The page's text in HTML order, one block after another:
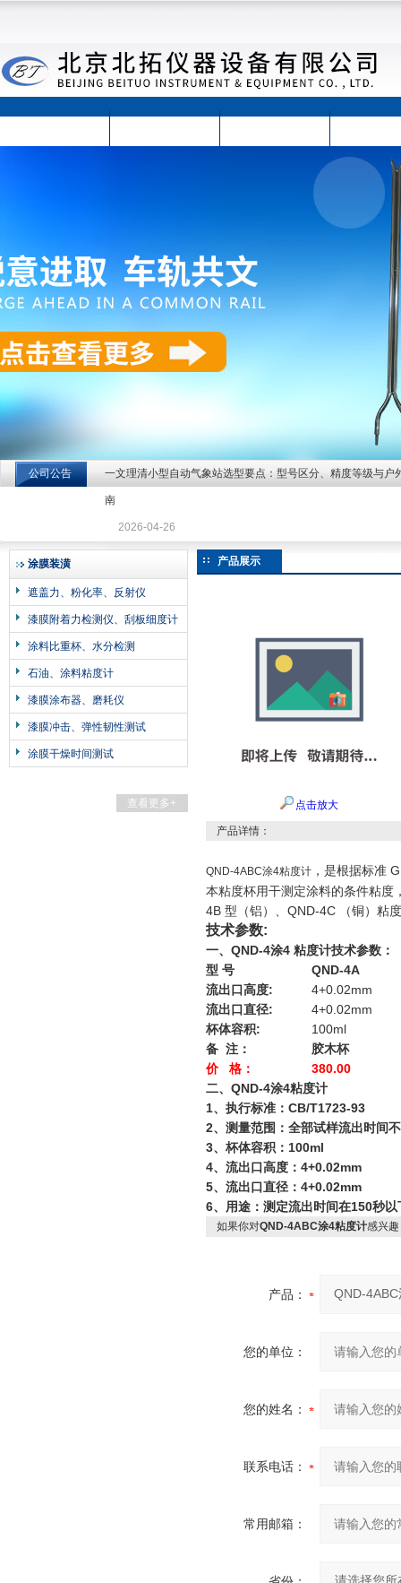
北京北拓仪器设备有限公司
公司公告 一文理清小型自动气象站选型要点：型号区分、精度等级与户
南
2026-04-26
涂膜装潢
遮盖力、粉化率、反射仪
漆膜附着力检测仪、刮板细度计
涂料比重杯、水分检测
石油、涂料粘度计
漆膜涂布器、磨耗仪
漆膜冲击、弹性韧性测试
涂膜干燥时间测试
查看更多+
产品展示
点击放大
产品详情：
QND-4ABC涂4粘度计 ，是根据标准
本粘度杯用干测定涂料的条件粘度
4B 型（铝）、QND-4C （铜）粘
技术参数:
一、QND-4涂4 粘度计技术参数：
型 号
QND-4A
流出口高度:
4+0.02mm
流出口直径:
4+0.02mm
杯体容积:
100ml
备 注：
胶木杯
价 格：
380.00
二、QND-4涂4粘度计
1、执行标准：CB/T1723-93
2、测量范围：全部试样流出时间
3、杯体容积：100ml
4、流出口高度：4+0.02mm
5、流出口直径：4+0.02mm
6、 用途：测定流出时间在150秒
如果你对QND-4ABC涂4粘度计感兴
产品：
您的单位：
您的姓名：
联系电话：
常用邮箱：